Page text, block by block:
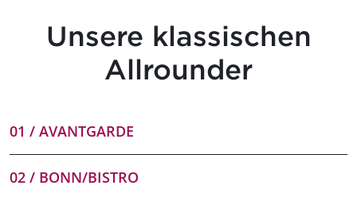
Unsere klassischen
Allrounder
01 / AVANTGARDE
02 / BONN/BISTRO